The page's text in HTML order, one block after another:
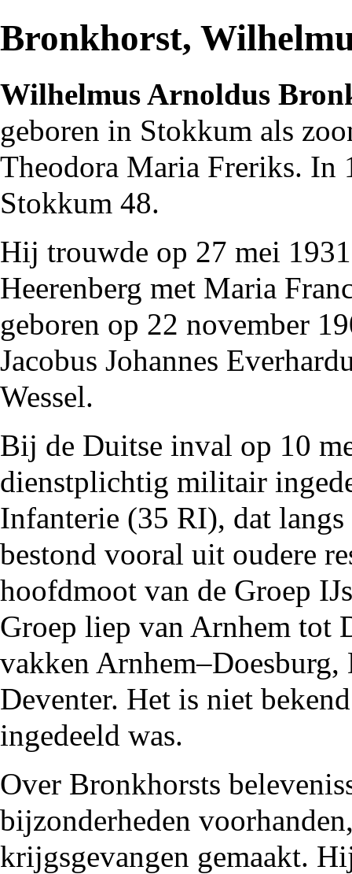
Bronkhorst,
Wilhelmus Arnoldus
geboren in Stokkum als
Theodora Maria Freriks. In
Stokkum 48.
Hij trouwde op 27 mei 1931
Heerenberg met Maria
geboren op 22 november
Jacobus Johannes
Wessel.
Bij de Duitse inval op 10
dienstplichtig militair
Infanterie (35 RI), dat
bestond vooral uit oudere
hoofdmoot van de Groep
Groep liep van Arnhem tot
vakken Arnhem–Doesburg,
Deventer. Het is niet
ingedeeld was.
Over Bronkhorsts
bijzonderheden
krijgsgevangen gemaakt.